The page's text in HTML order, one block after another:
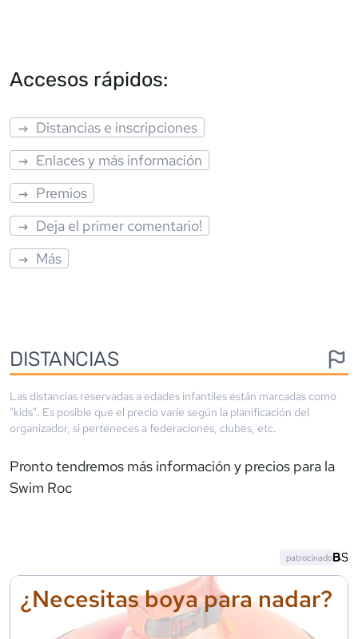
Accesos rápidos:
Distancias e inscripciones
Enlaces y más información
Premios
Deja el primer comentario!
Más
DISTANCIAS
Las distancias reservadas a edades infantiles están marcadas como
"kids". Es posible que el precio varíe según la planificación del
organizador, si perteneces a federaciones, clubes, etc.
Pronto tendremos más información y precios para la
Swim Roc
¿Necesitas boya para nadar?
patrocinado